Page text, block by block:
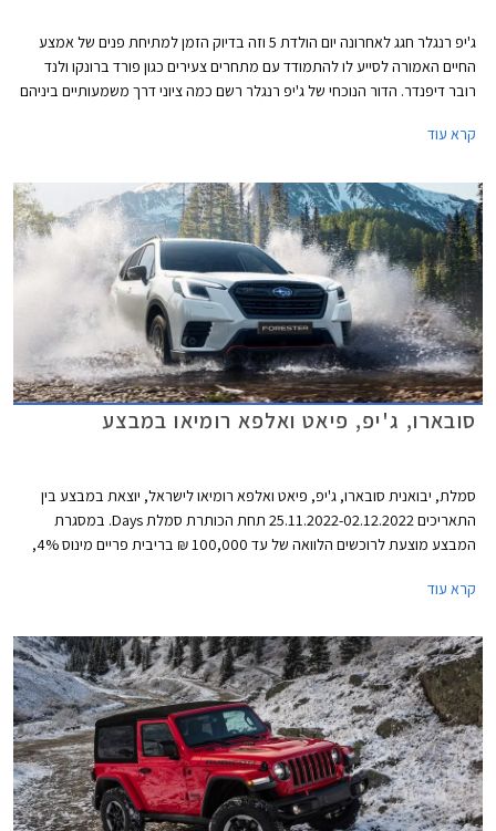
ג'יפ רנגלר חגג לאחרונה יום הולדת 5 וזה בדיוק הזמן למתיחת פנים של אמצע
החיים האמורה לסייע לו להתמודד עם מתחרים צעירים כגון פורד ברונקו ולנד
רובר דיפנדר. הדור הנוכחי של ג'יפ רנגלר רשם כמה ציוני דרך משמעותיים ביניהם
גרסאות קרביות עם מנועים חזקים. לצד זאת סבל ג'יפ רנגלר מרמת בטיחות
ג'יפ רנגלר המעודכן עושה את הופעת הבכורה בתערוכות הרכב של ניו יורק
המתקיימת בימים אלה.
קרא עוד
סובארו, ג'יפ, פיאט ואלפא רומיאו במבצע
סמלת, יבואנית סובארו, ג'יפ, פיאט ואלפא רומיאו לישראל, יוצאת במבצע בין
התאריכים 25.11.2022-02.12.2022 תחת הכותרת סמלת Days. במסגרת
המבצע מוצעת לרוכשים הלוואה של עד 100,000 ₪ בריבית פריים מינוס 4%,
וכוללים עמלת הקמה בסך 1.5% ממחיר הרכב ודמי משכון ושעבוד בסך 350 ₪,
שניהם בצירוף מע"מ.
קרא עוד